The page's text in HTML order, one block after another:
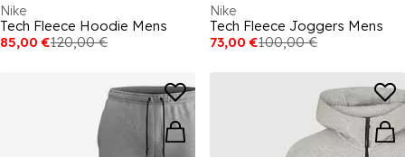
Nike
Tech Fleece Hoodie Mens
85,00 €120,00 €
Nike
Tech Fleece Joggers Mens
73,00 €100,00 €